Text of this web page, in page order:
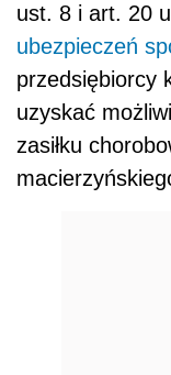
ust. 8 i art. 20
ubezpieczeń
przedsiębiorcy
uzyskać
zasiłku